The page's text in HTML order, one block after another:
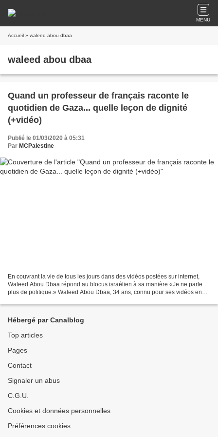
MENU
Accueil » waleed abou dbaa
waleed abou dbaa
Quand un professeur de français raconte le
quotidien de Gaza... quelle leçon de dignité
(+vidéo)
Publié le 01/03/2020 à 05:31
Par MCPalestine
En couvrant la vie de tous les jours dans des vidéos postées sur internet,
Waleed Abou Dbaa répond au blocus israélien à sa manière «Je ne parle
plus de politique.» Waleed Abou Dbaa, 34 ans, connu pour ses vidéos en
Hébergé par Canalblog
Top articles
Pages
Contact
Signaler un abus
C.G.U.
Cookies et données personnelles
Préférences cookies